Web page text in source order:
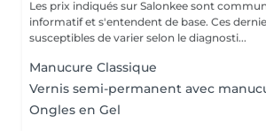
Les prix indiqués sur Salonkee sont
informatif et s'entendent de base. Ces
susceptibles de varier selon le diagnosti...
Manucure Classique
Vernis semi-permanent avec
Ongles en Gel